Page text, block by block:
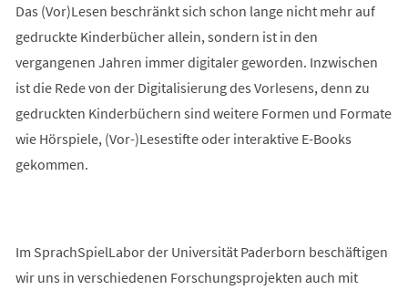
Das (Vor)Lesen beschränkt sich schon lange nicht mehr auf
gedruckte Kinderbücher allein, sondern ist in den
vergangenen Jahren immer digitaler geworden. Inzwischen
ist die Rede von der Digitalisierung des Vorlesens, denn zu
gedruckten Kinderbüchern sind weitere Formen und Formate
wie Hörspiele, (Vor-)Lesestifte oder interaktive E-Books
gekommen.
Im SprachSpielLabor der Universität Paderborn beschäftigen
wir uns in verschiedenen Forschungsprojekten auch mit